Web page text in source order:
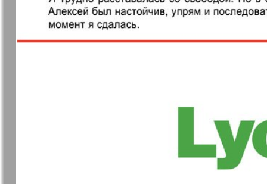
49
Афиша Augsburg Бизнес
Восточная
Германия